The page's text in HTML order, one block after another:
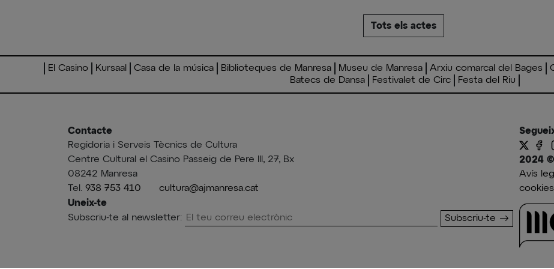
Tots els actes
El Casino Kursaal Casa de la música Biblioteques de Manresa Museu de Manresa Arxiu comarcal del Bages
Batecs de Dansa
Festivalet de Circ Festa del Riu
Contacte
Regidoria i Serveis Tècnics de Cultura
Centre Cultural el Casino Passeig de Pere III, 27, Bx
08242 Manresa
Tel. 938 753 410 cultura@ajmanresa.cat
2024 ©
Avís
cookies
Uneix-te
Subscriu-te al newsletter:
Subscriu-te